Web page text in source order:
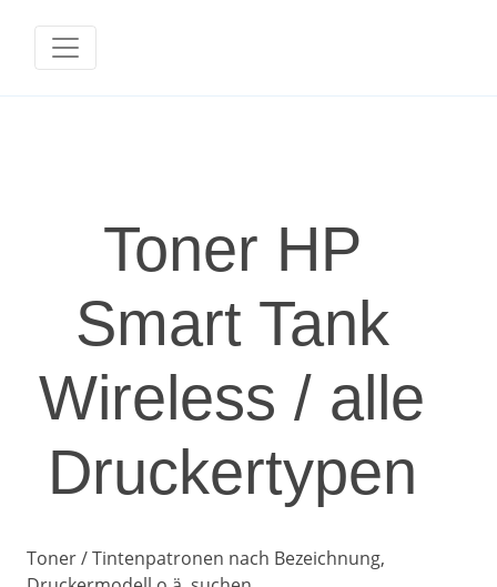
Toner HP
Smart Tank
Wireless / alle
Druckertypen
Toner / Tintenpatronen nach Bezeichnung,